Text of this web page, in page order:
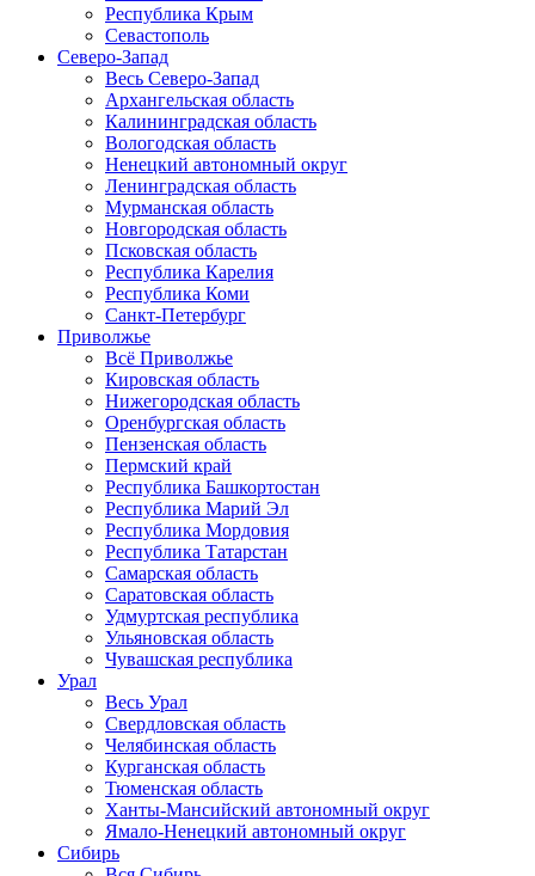
Республика Крым
Севастополь
Северо-Запад
Весь Северо-Запад
Архангельская область
Калининградская область
Вологодская область
Ненецкий автономный округ
Ленинградская область
Мурманская область
Новгородская область
Псковская область
Республика Карелия
Республика Коми
Санкт-Петербург
Приволжье
Всё Приволжье
Кировская область
Нижегородская область
Оренбургская область
Пензенская область
Пермский край
Республика Башкортостан
Республика Марий Эл
Республика Мордовия
Республика Татарстан
Самарская область
Саратовская область
Удмуртская республика
Ульяновская область
Чувашская республика
Урал
Весь Урал
Свердловская область
Челябинская область
Курганская область
Тюменская область
Ханты-Мансийский автономный округ
Ямало-Ненецкий автономный округ
Сибирь